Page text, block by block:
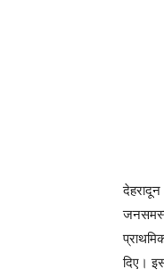
दिए।